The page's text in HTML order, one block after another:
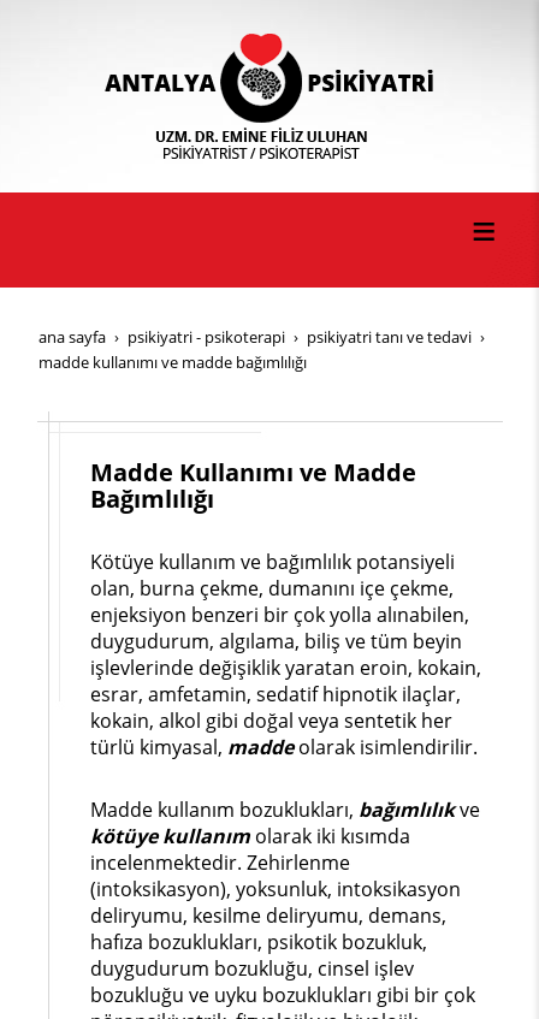
ana sayfa psi̇ki̇yatri̇ - psi̇koterapi̇
psi̇ki̇yatri̇ tani ve tedavi̇
madde kullanımı ve madde bağımlılığı
Madde Kullanımı ve Madde
Bağımlılığı
Kötüye kullanım ve bağımlılık potansiyeli
olan, burna çekme, dumanını içe çekme,
enjeksiyon benzeri bir çok yolla alınabilen,
duygudurum, algılama, biliş ve tüm beyin
işlevlerinde değişiklik yaratan eroin, kokain,
esrar, amfetamin, sedatif hipnotik ilaçlar,
kokain, alkol gibi doğal veya sentetik her
türlü kimyasal, maddeolarak isimlendirilir.
Madde kullanım bozuklukları, bağımlılıkve
kötüye kullanım olarak iki kısımda
incelenmektedir. Zehirlenme
(intoksikasyon), yoksunluk, intoksikasyon
deliryumu, kesilme deliryumu, demans,
hafıza bozuklukları, psikotik bozukluk,
duygudurum bozukluğu, cinsel işlev
bozukluğu ve uyku bozuklukları gibi bir çok